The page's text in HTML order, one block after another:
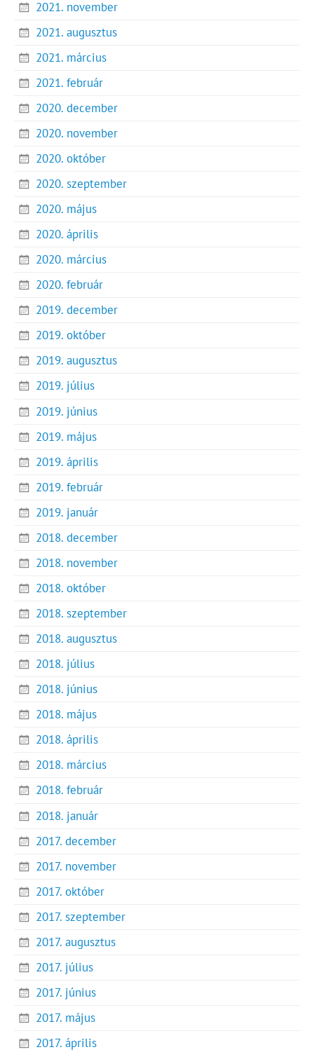
2021. november
2021. augusztus
2021. március
2021. február
2020. december
2020. november
2020. október
2020. szeptember
2020. május
2020. április
2020. március
2020. február
2019. december
2019. október
2019. augusztus
2019. július
2019. június
2019. május
2019. április
2019. február
2019. január
2018. december
2018. november
2018. október
2018. szeptember
2018. augusztus
2018. július
2018. június
2018. május
2018. április
2018. március
2018. február
2018. január
2017. december
2017. november
2017. október
2017. szeptember
2017. augusztus
2017. július
2017. június
2017. május
2017. április